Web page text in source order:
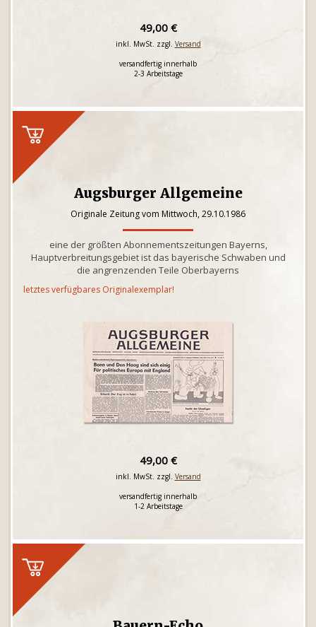
49,00 €
inkl. MwSt. zzgl. Versand
versandfertig innerhalb
2-3 Arbeitstage
Augsburger Allgemeine
Originale Zeitung vom Mittwoch, 29.10.1986
eine der größten Abonnementszeitungen Bayerns,
Hauptverbreitungsgebiet ist das bayerische Schwaben und
die angrenzenden Teile Oberbayerns
letztes verfügbares Originalexemplar!
49,00 €
inkl. MwSt. zzgl. Versand
versandfertig innerhalb
1-2 Arbeitstage